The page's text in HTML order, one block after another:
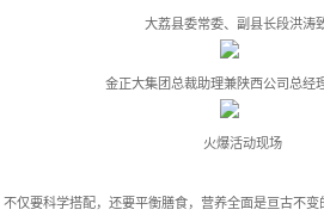
大荔县委常委、副县长段洪涛
金正大集团总裁助理兼陕西公司总经
火爆活动现场
仅要科学搭配，还要平衡膳食，营养全面是亘古不